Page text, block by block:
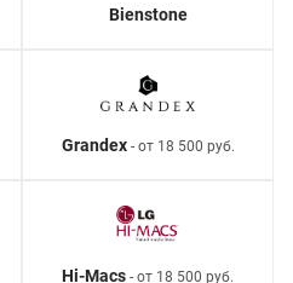
Bienstone
Grandex- от 18 500 руб.
Hi-Macs - от 18 500 руб.